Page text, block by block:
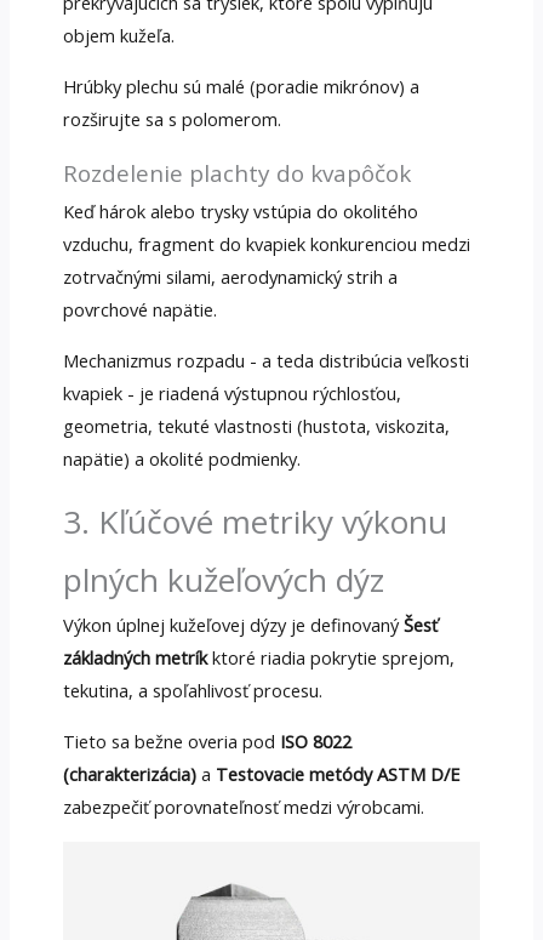
objem kužeľa.
Hrúbky plechu sú malé (poradie mikrónov) a
rozširujte sa s polomerom.
Rozdelenie plachty do kvapôčok
Keď hárok alebo trysky vstúpia do okolitého
vzduchu, fragment do kvapiek konkurenciou medzi
zotrvačnými silami, aerodynamický strih a
povrchové napätie.
Mechanizmus rozpadu - a teda distribúcia veľkosti
kvapiek - je riadená výstupnou rýchlosťou,
geometria, tekuté vlastnosti (hustota, viskozita,
napätie) a okolité podmienky.
3. Kľúčové metriky výkonu
plných kužeľových dýz
Výkon úplnej kužeľovej dýzy je definovanýŠesť
základných metríkktoré riadia pokrytie sprejom,
tekutina, a spoľahlivosť procesu.
Tieto sa bežne overia pod ISO 8022
(charakterizácia)a Testovacie metódy ASTM D/E
zabezpečiť porovnateľnosť medzi výrobcami.